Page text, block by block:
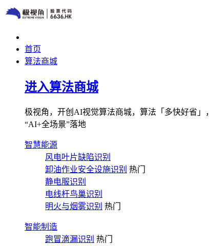
首页
算法商城
进入算法商城
极视角，开创AI视觉算法商城，算法「多快好省」
“AI+全场景”落地
智慧能源
风电叶片缺陷识别
卸油作业安全设施识别 热门
静电服识别
电线杆鸟巢识别
明火与烟雾识别 热门
智能制造
跑冒滴漏识别 热门